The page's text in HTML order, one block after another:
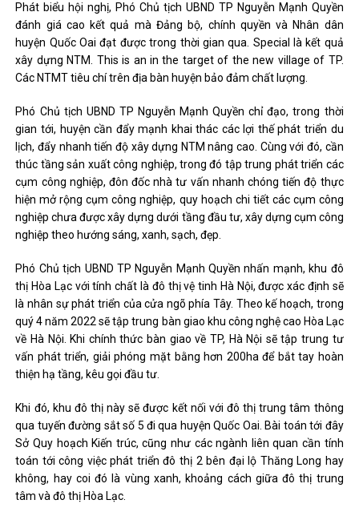
Phát biểu hội nghị, Phó Chủ tịch UBND TP Nguyễn Mạnh Quyền
đánh giá cao kết quả mà Đảng bộ, chính quyền và Nhân dân
huyện Quốc Oai đạt được trong thời gian qua. Special là kết quả
xây dựng NTM. This is an in the target of the new village of TP.
Các NTMT tiêu chí trên địa bàn huyện bảo đảm chất lượng.
Phó Chủ tịch UBND TP Nguyễn Mạnh Quyền chỉ đạo, trong thời
gian tới, huyện cần đẩy mạnh khai thác các lợi thế phát triển du
lịch, đẩy nhanh tiến độ xây dựng NTM nâng cao. Cùng với đó, cần
thúc tầng sản xuất công nghiệp, trong đó tập trung phát triển các
cụm công nghiệp, đôn đốc nhà tư vấn nhanh chóng tiến độ thực
hiện mở rộng cụm công nghiệp, quy hoạch chi tiết các cụm công
nghiệp chưa được xây dựng dưới tầng đầu tư, xây dựng cụm công
nghiệp theo hướng sáng, xanh, sạch, đẹp.
Phó Chủ tịch UBND TP Nguyễn Mạnh Quyền nhấn mạnh, khu đô
thị Hòa Lạc với tính chất là đô thị vệ tinh Hà Nội, được xác định sẽ
là nhân sự phát triển của cửa ngõ phía Tây. Theo kế hoạch, trong
quý 4 năm 2022 sẽ tập trung bàn giao khu công nghệ cao Hòa Lạc
về Hà Nội. Khi chính thức bàn giao về TP, Hà Nội sẽ tập trung tư
vấn phát triển, giải phóng mặt bằng hơn 200ha để bắt tay hoàn
thiện hạ tầng, kêu gọi đầu tư.
Khi đó, khu đô thị này sẽ được kết nối với đô thị trung tâm thông
qua tuyến đường sắt số 5 đi qua huyện Quốc Oai. Bài toán tới đây
Sở Quy hoạch Kiến trúc, cũng như các ngành liên quan cần tính
toán tới công việc phát triển đô thị 2 bên đại lộ Thăng Long hay
không, hay coi đó là vùng xanh, khoảng cách giữa đô thị trung
tâm và đô thị Hòa Lạc.